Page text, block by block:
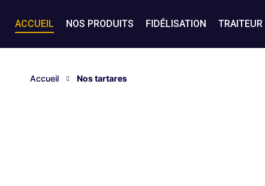
ACCUEIL NOS PRODUITS FIDÉLISATION TRAITEUR
Accueil Nos tartares